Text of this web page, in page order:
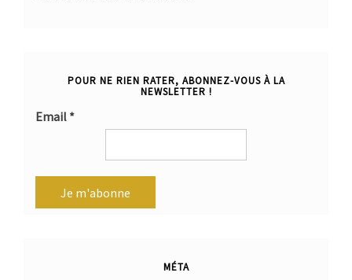
POUR NE RIEN RATER, ABONNEZ-VOUS À LA
NEWSLETTER !
Email *
MÉTA